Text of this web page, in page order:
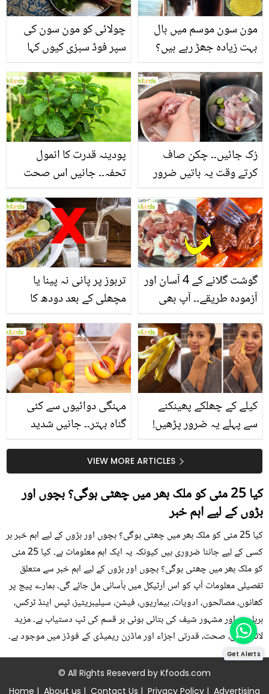
چولائی کو مون سون کی
سپر فوڈ سبزی کیوں کہا
منرلز اور اینٹی آکسیڈنٹس
سے بھرپور اس سبزی کے
فائدے
مون سون موسم میں بال
بہت زیادہ جھڑ رہے ہیں؟
بنانے کے چند قدرتی طریقے
پودینہ قدرت کا انمول
تحفہ۔۔ جانیں اس صحت
انگیز طبی فوائد
رُک جائیں۔۔ چکن صاف
کرتے وقت یہ باتیں ضرور
تربوز پر پانی نہ پینا یا
مچھلی کے بعد دودھ کا
سے متعلق غلط فہمیوں کی
حقیقت کیا ہے اور افواہ
کیا؟
گوشت گلانے کے 4 آسان اور
آزمودہ طریقے۔۔ آپ بھی
بتائے راز
مہنگی دوائیوں سے کئی
گناہ بہتر۔۔ جانیں شدید
کیوں کھانا چاہیے؟
کیلے کے چھلکے پھینکنے
سے پہلے یہ ضرور پڑھیں!
سستا اور قدرتی حلVIEW MORE ARTICLES
کیا 25 مئی کو ملک بھر میں چھٹی ہوگی؟ بچوں اور
بڑوں کے لیے اہم خبر
کیا 25 مئی کو ملک بھر میں چھٹی ہوگی؟ بچوں اور بڑوں کے لیے اہم خبر ہر
کسی کے لیے جاننا ضروری ہیں کیونکہ یہ ایک اہم معلومات ہے۔ کیا 25 مئی
کو ملک بھر میں چھٹی ہوگی؟ بچوں اور بڑوں کے لیے اہم خبر سے متعلق
تفصیلی معلومات آپ کو اس آرٹیکل میں بآسانی مل جائے گی۔ ہمارے پیج پر
کھانوں، مصالحوں، ادویات، بیماریوں، فیشن، سیلیبریٹیز، ٹپس اینڈ ٹرکس،
ہربلسٹ اور مشہور شیف کی بتائی ہوئی ہر قسم کی ٹپ دستیاب ہے۔ مزید
لائف ٹپس، صحت، قدرتی اجزاء اور ماڈرن ریمیڈی کے فوڈز میں موجود ہے۔
© All Rights Reseverd by Kfoods.com
Home | About us | Contact Us | Privacy Policy | Advertising
Get Alerts